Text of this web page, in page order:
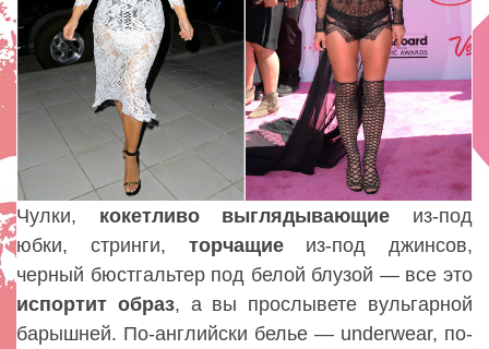
Чулки, кокетливо выглядывающие из-под
юбки, стринги, торчащиеиз-под джинсов,
черный бюстгальтер под белой блузой — все это
испортит образ, а вы прослывете вульгарной
барышней. По-английски белье — underwear, по-